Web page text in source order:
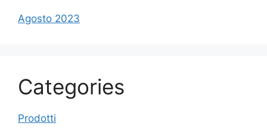
Agosto 2023
Categories
Prodotti